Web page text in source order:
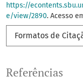
https://
e/view/2890. Acesso
Formatos de
Referências